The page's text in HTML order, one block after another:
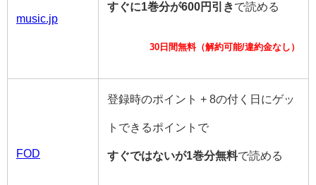
music.jp
すぐに1巻分が600円引きで読める
30日間無料（解約可能/違約金なし）
FOD
登録時のポイント + 8の付く日にゲッ
トできるポイントで
すぐではないが1巻分無料で読める